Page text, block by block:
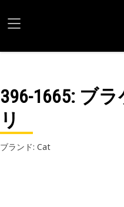
396-1665: ブ
リ
ブランド: Cat